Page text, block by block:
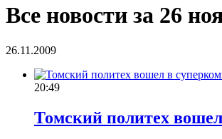
Все новости за 26
26.11.2009
20:49
Томский политех